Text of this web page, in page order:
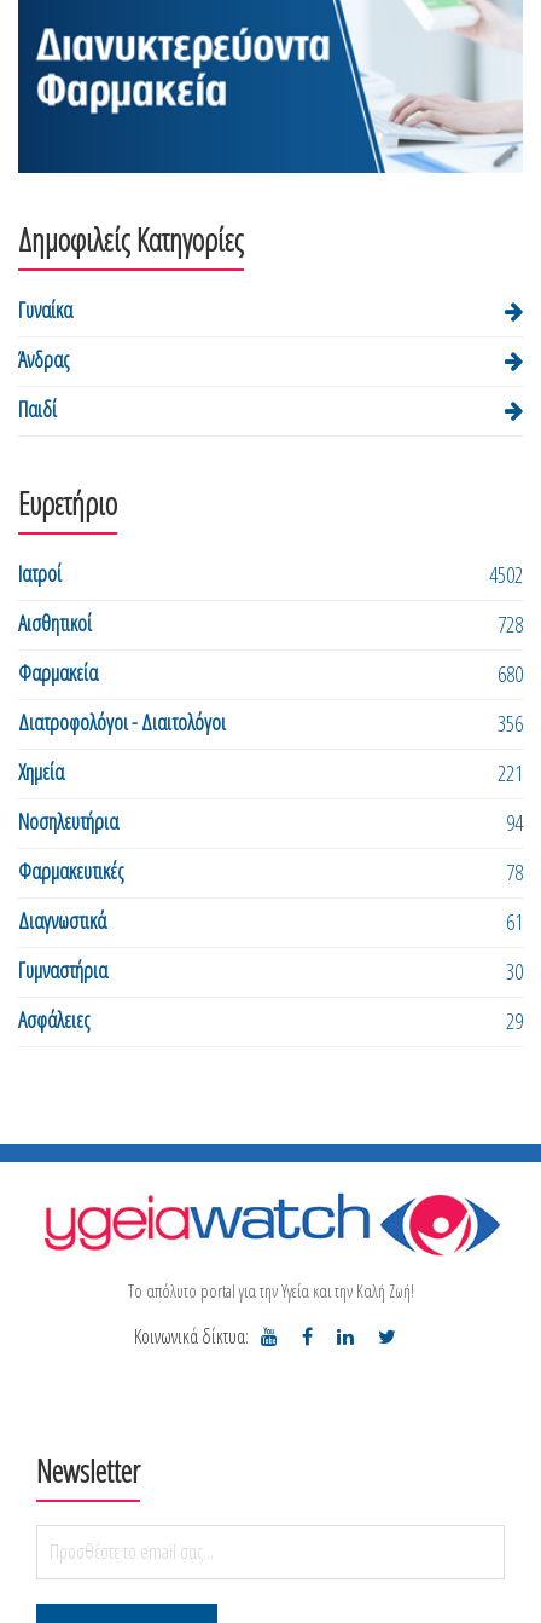
Δημοφιλείς Κατηγορίες
Γυναίκα
Άνδρας
Παιδί
Ευρετήριο
Ιατροί
4502
Αισθητικοί
728
Φαρμακεία
680
Διατροφολόγοι - Διαιτολόγοι
356
Χημεία
221
Νοσηλευτήρια
94
Φαρμακευτικές
78
Διαγνωστικά
61
Γυμναστήρια
30
Ασφάλειες
29
Το απόλυτο portal για την Υγεία και την Καλή Ζωή!
Κοινωνικά δίκτυα:
Newsletter